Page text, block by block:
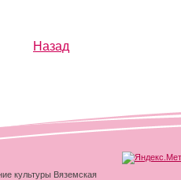
Назад
культуры Вяземская